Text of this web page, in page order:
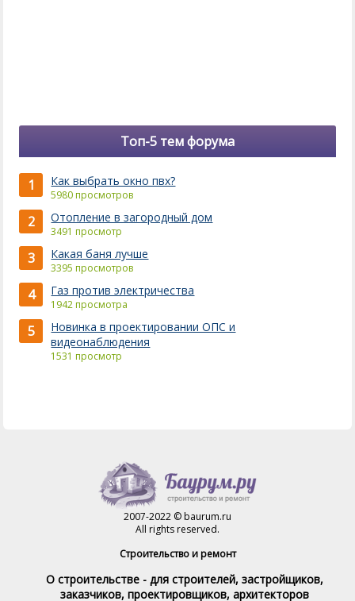
Топ-5 тем форума
1 Как выбрать окно пвх?
5980 просмотров
2 Отопление в загородный дом
3491 просмотр
3 Какая баня лучше
3395 просмотров
4 Газ против электричества
1942 просмотра
5
Новинка в проектировании ОПС и
видеонаблюдения
1531 просмотр
2007-2022 © baurum.ru
All rights reserved.
Строительство и ремонт
О строительстве - для строителей, застройщиков,
заказчиков, проектировщиков, архитекторов